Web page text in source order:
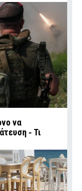
να
‑ Τι